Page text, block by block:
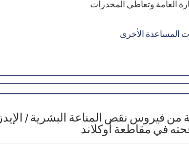
العامة وتعاطي المخدرات
المساعدة الأخرى
من فيروس نقص المناعة البشرية / الإيدز
في مقاطعة أوكلاند